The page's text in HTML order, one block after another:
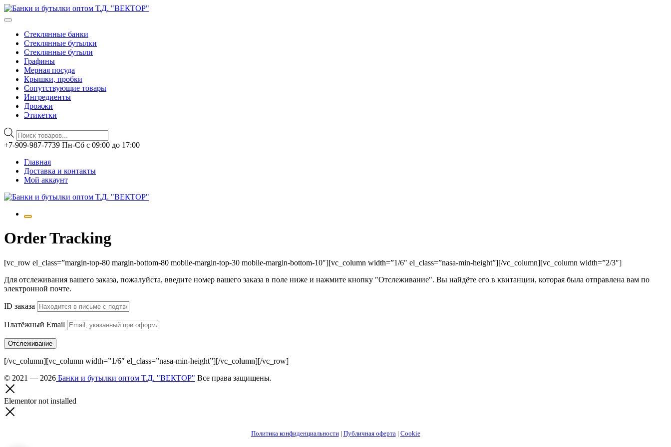
Стеклянные банки
Стеклянные бутылки
Стеклянные бутыли
Графины
Мерная посуда
Крышки, пробки
Сопутствующие товары
Ингредиенты
Дрожжи
Этикетки
Поиск
товаров
Перейти
содержимому
+7-909-987-7739 Пн-Сб с 09:00 до 17:00
Главная
Доставка и контакты
Мой аккаунт
Order Tracking
[vc_row el_class=”margin-top-80 margin-bottom-80 mobile-margin-top-30 mobile-margin-bottom-10″][vc_column width=”1/6″ el_class=”nasa-min-height”][/vc_column][vc_column width=”2/3″]
Для отслеживания вашего заказа, пожалуйста, введите номер вашего заказа в поле ниже и нажмите кнопку "Отслеживание". Вы найдёте его в квитанции, которая была отправлена вам по
электронной почте.
ID заказа
Платёжный Email
Отслеживание
[/vc_column][vc_column width=”1/6″ el_class=”nasa-min-height”][/vc_column][/vc_row]
© 2021 — 2026 Банки и бутылки оптом Т.Д. "ВЕКТОР" Все права защищены.
Elementor not installed
Политика конфиденциальности| Публичная оферта | Cookie